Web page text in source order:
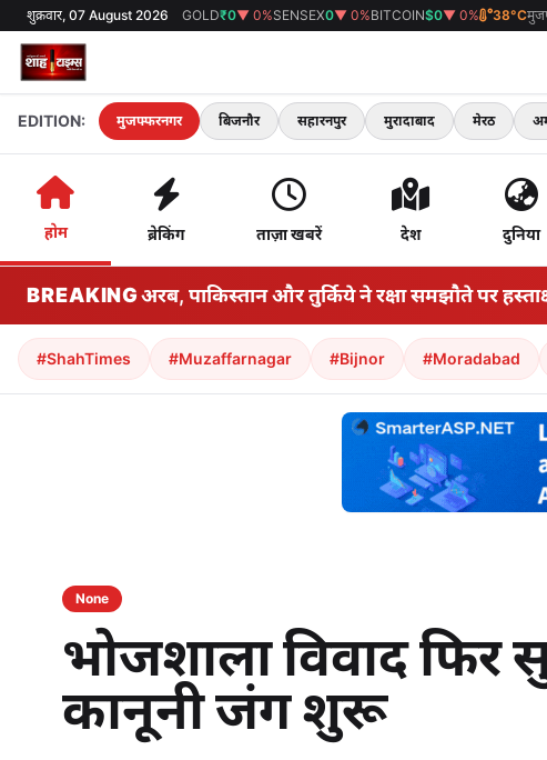
शुक्रवार, 07 August 2026 GOLD₹0▼ 0%SENSEX0▼ 0%BITCOIN$0▼ 0% 38°C
EDITION: मुजफ्फरनगर बिजनौर सहारनपुर मुरादाबाद मेरठ
होम ब्रेकिंग ताज़ा खबरें देश दुनिया
BREAKING
बीच सऊदी अरब, पाकिस्तान और तुर्किये ने रक्षा समझौते पर हस्ताक्षर
#ShahTimes #Muzaffarnagar #Bijnor #Moradabad
None
भोजशाला विवाद फिर
कानूनी जंग शुरू